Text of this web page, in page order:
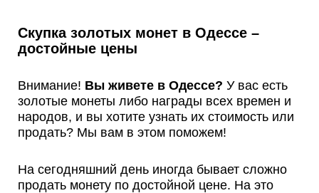
Скупка золотых монет в Одессе –
достойные цены
Внимание! Вы живете в Одессе? У вас есть
золотые монеты либо награды всех времен и
народов, и вы хотите узнать их стоимость или
продать? Мы вам в этом поможем!
На сегодняшний день иногда бывает сложно
продать монету по достойной цене. На это